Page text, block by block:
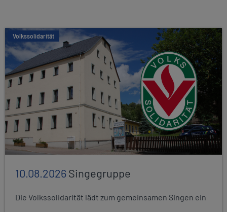
Volkssolidarität
10.08.2026Singegruppe
Die Volkssolidarität lädt zum gemeinsamen Singen ein